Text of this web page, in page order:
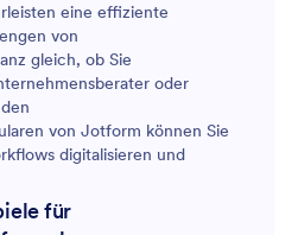
eine effiziente
von
gleich, ob Sie
oder
von Jotform können Sie
digitalisieren und
für